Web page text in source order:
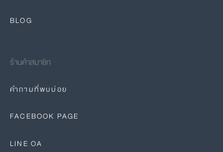
BLOG
ร้านค้าสมาชิก
คำถามที่พบบ่อย
FACEBOOK PAGE
LINE OA